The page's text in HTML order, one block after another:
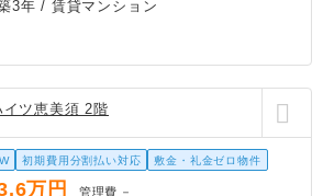
3年 / 賃貸マンション
ツ恵美須 2階
初期費用分割払い対応 敷金・礼金ゼロ物件
万円 管理費 －